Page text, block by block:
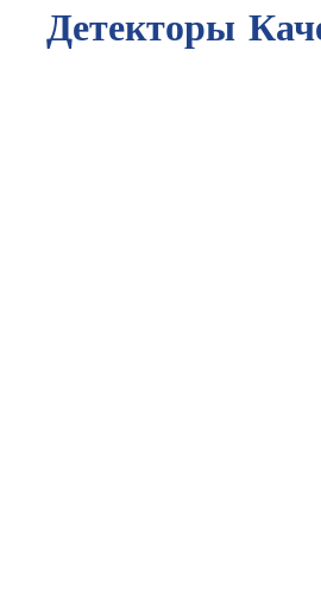
Детекторы